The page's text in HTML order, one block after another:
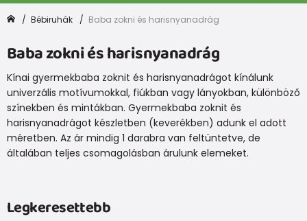
Bébiruhák Baba zokni és harisnyanadrág
Baba zokni és harisnyanadrág
Kínai gyermekbaba zoknit és harisnyanadrágot kínálunk
univerzális motívumokkal, fiúkban vagy lányokban, különböző
színekben és mintákban. Gyermekbaba zoknit és
harisnyanadrágot készletben (keverékben) adunk el adott
méretben. Az ár mindig 1 darabra van feltüntetve, de
általában teljes csomagolásban árulunk elemeket.
Legkeresettebb